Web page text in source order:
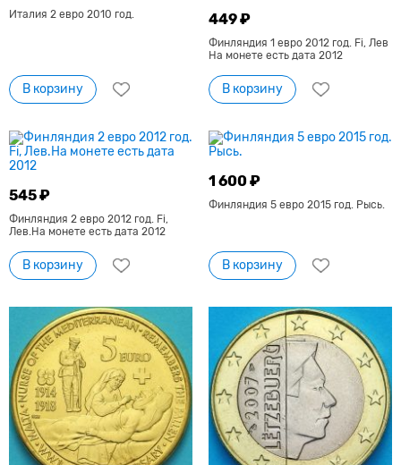
Италия 2 евро 2010 год.
В корзину
449 ₽
Финляндия 1 евро 2012 год. Fi, Лев
На монете есть дата 2012
В корзину
545 ₽
Финляндия 2 евро 2012 год. Fi,
Лев.На монете есть дата 2012
В корзину
1 600 ₽
Финляндия 5 евро 2015 год. Рысь.
В корзину